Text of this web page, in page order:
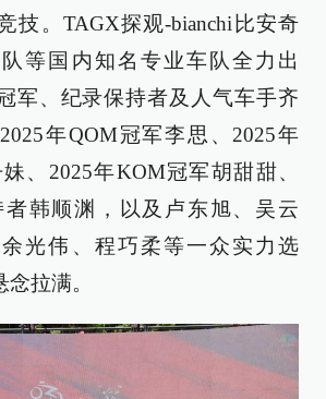
技。TAGX探观-bianchi比安奇
等国内知名专业车队全力出
军、纪录保持者及人气车手齐
年QOM冠军李思、2025年
、2025年KOM冠军胡甜甜、
韩顺渊，以及卢东旭、吴云
光伟、程巧柔等一众实力选
拉满。